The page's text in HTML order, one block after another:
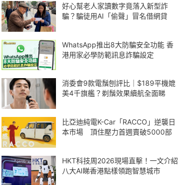
好心幫老人家讀數字竟落入新型詐
騙？騙徒用AI「偷聲」冒名借網貸
WhatsApp推出8大防騙安全功能 香
港用家必學防範訊息詐騙設定
消委會9款電鬚刨評比｜$189平機媲
美4千旗艦？剃鬚效果續航全面睇
比亞迪純電K-Car「RACCO」逆襲日
本市場 頂住壓力首週賣破5000部
HKT科技周2026現場直擊！一文介紹
八大AI睇香港點樣領跑智慧城市